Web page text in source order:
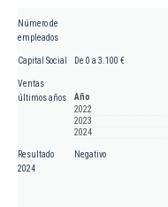
Número de
empleados
Capital Social De 0 a 3.100 €
Ventas
últimos años
Año
2022
2023
2024
Resultado
2024
Negativo